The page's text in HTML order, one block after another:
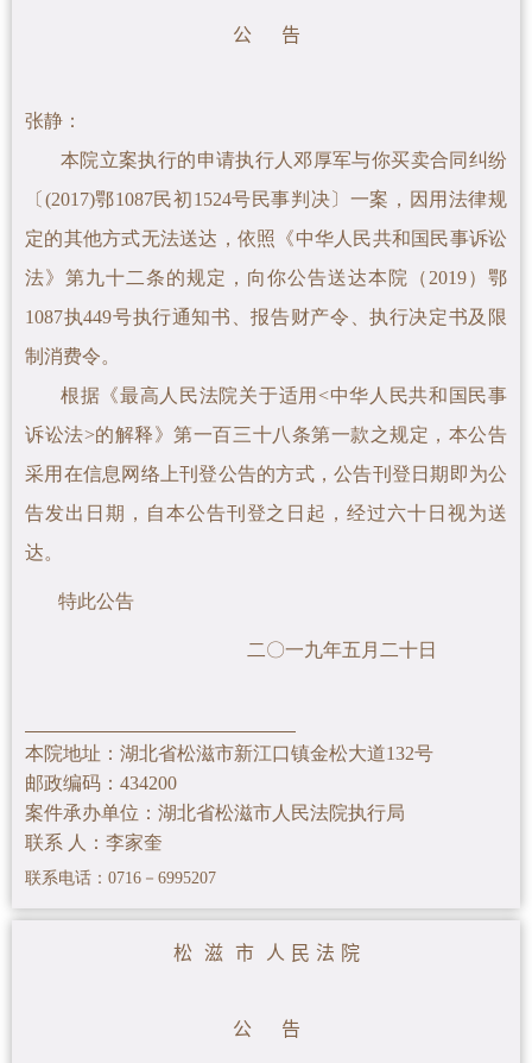
公 告
张静 ：
本院立案执行的申请执行人邓厚军与你买卖合同纠纷
〔(2017)鄂1087民初1524号民事判决〕一案 ，因用法律规
定的其他方式无法送达，依照《中华人民共和国民事诉讼
法》第九十二条的规定，向你公告送达本院（2019）鄂
1087执449号执行通知书、报告财产令、执行决定书及限
制消费令。
根据《最高人民法院关于适用<中华人民共和国民事
诉讼法>的解释》第一百三十八条第一款之规定，本公告
采用在信息网络上刊登公告的方式，公告刊登日期即为公
告发出日期，自本公告刊登之日起，经过六十日视为送
达。
特此公告
二〇一九年五月二十日
本院地址：湖北省松滋市新江口镇金松大道132号
邮政编码：434200
案件承办单位：湖北省松滋市人民法院执行局
联系 人：李家奎
联系电话：0716－6995207
松 滋 市 人 民 法 院
公 告